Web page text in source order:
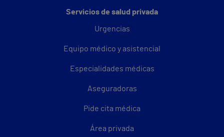
Servicios de salud privada
Urgencias
Equipo médico y asistencial
Especialidades médicas
Aseguradoras
Pide cita médica
Área privada